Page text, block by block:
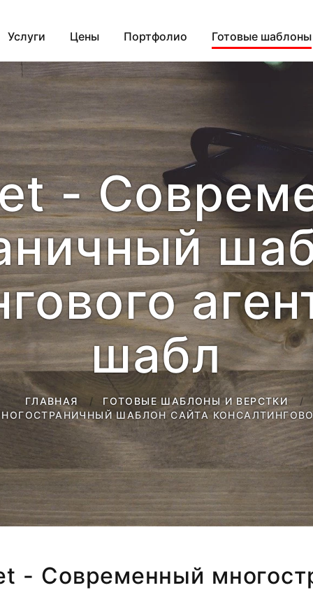
Услуги Цены Портфолио Готовые шаблоны
-
шабл
ГЛАВНАЯ
ГОТОВЫЕ ШАБЛОНЫ И ВЕРСТКИ
ШАБЛОН САЙТА
- Современный